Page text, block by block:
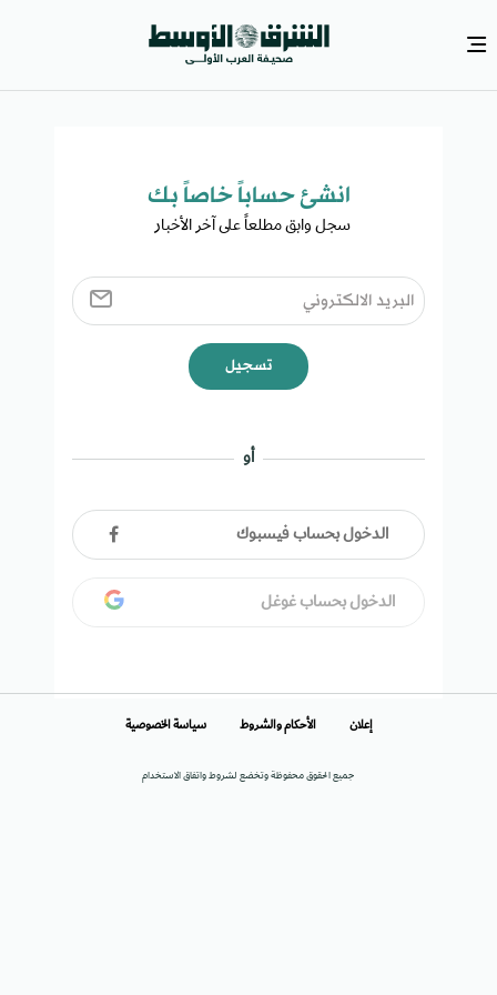
انشئ حساباً خاصاً بك​
سجل وابق مطلعاً على آخر الأخبار ​
تسجيل
أو
الدخول بحساب فيسبوك
الدخول بحساب غوغل
جميع الحقوق محفوظة وتخضع لشروط واتفاق الاستخدام
إعلان الأحكام والشروط سياسة الخصوصية